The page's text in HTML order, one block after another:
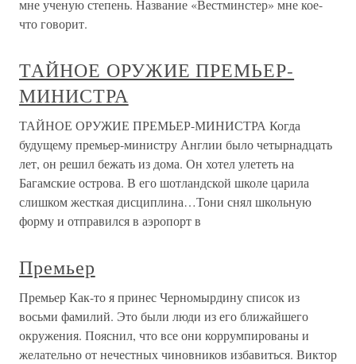
мне ученую степень. Название «Вестминстер» мне кое-
что говорит.
ТАЙНОЕ ОРУЖИЕ ПРЕМЬЕР-
МИНИСТРА
ТАЙНОЕ ОРУЖИЕ ПРЕМЬЕР-МИНИСТРА Когда
будущему премьер-министру Англии было четырнадцать
лет, он решил бежать из дома. Он хотел улететь на
Багамские острова. В его шотландской школе царила
слишком жесткая дисциплина…Тони снял школьную
форму и отправился в аэропорт в
Премьер
Премьер Как-то я принес Черномырдину список из
восьми фамилий. Это были люди из его ближайшего
окружения. Пояснил, что все они коррумпированы и
желательно от нечестных чиновников избавиться. Виктор